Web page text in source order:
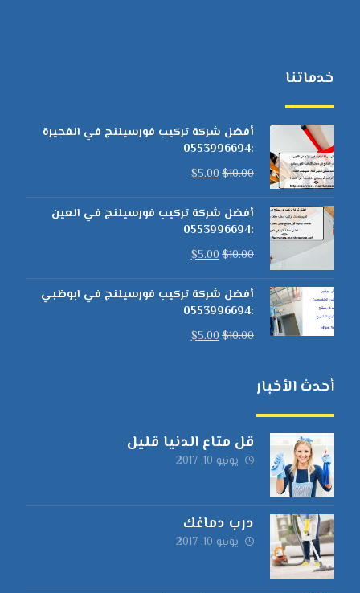
خدماتنا
أفضل شركة تركيب فورسيلنج في الفجيرة
:0553996694
$10.00
$5.00
أفضل شركة تركيب فورسيلنج في العين
:0553996694
$10.00
$5.00
أفضل شركة تركيب فورسيلنج في ابوظبي
:0553996694
$10.00
$5.00
أحدث الأخبار
قل متاع الدنيا قليل
يونيو 10, 2017
درب دماغك
يونيو 10, 2017